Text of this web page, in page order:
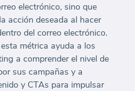
electrónico, sino que
acción deseada al hacer
del correo electrónico.
métrica ayuda a los
a comprender el nivel de
sus campañas y a
y CTAs para impulsar